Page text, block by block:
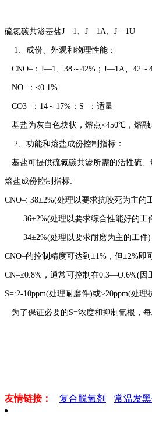
硫氮碳共渗基盐J—1、J—1A、J—1U
1、成份、外观和物理性能：
CNO–：J—1、38～42%；J—1A、42～
NO–：<0.1%
CO3=：14～17%；S=：适量
基盐为灰白色块状，熔点<450℃，熔融
2、功能和熔盐成份控制指标：
基盐可提供硫氮碳共渗所需的活性硫、
熔盐成份控制指标:
CNO–: 38±2%(处理以要求抗咬死为主的
36±2%(处理以要求综合性能好的工
34±2%(处理以要求耐磨为主的工件)
CNO–的控制精度可达到±1%，但±2%即
CN–≤0.8%，通常可控制在0.3—O.6%(因
S=:2-10ppm(处理耐磨件)或≥20ppm(处理
为了保证必要的S=浓度和抑制氰根，
友情链接： 复合脱氧剂 常温发黑